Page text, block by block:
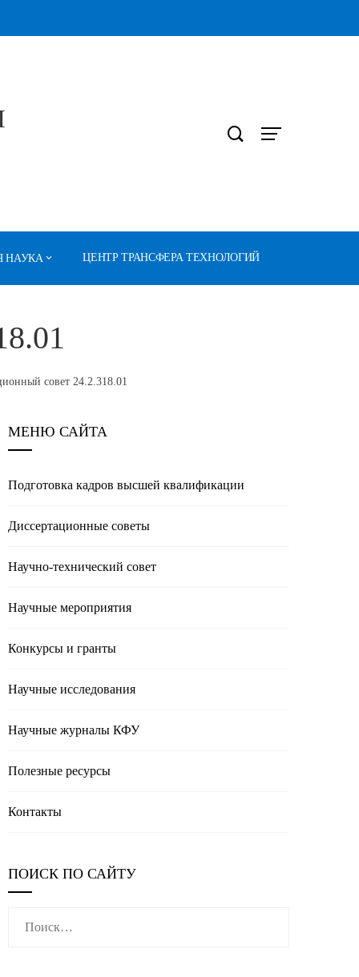
НАУКА ЦЕНТР ТРАНСФЕРА ТЕХНОЛОГИЙ
совет 24.2.318.01
МЕНЮ САЙТА
Подготовка кадров высшей квалификации
Диссертационные советы
Научно-технический совет
Научные мероприятия
Конкурсы и гранты
Научные исследования
Научные журналы КФУ
Полезные реcурсы
Контакты
ПОИСК ПО САЙТУ